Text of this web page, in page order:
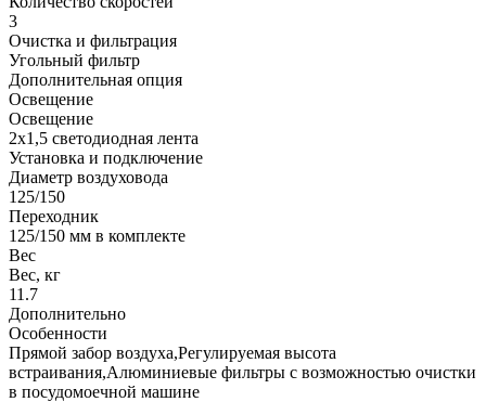
3
Очистка и фильтрация
Угольный фильтр
Дополнительная опция
Освещение
Освещение
2x1,5 cветодиодная лента
Установка и подключение
Диаметр воздуховода
125/150
Переходник
125/150 мм в комплекте
Вес
Вес, кг
11.7
Дополнительно
Особенности
Прямой забор воздуха,Регулируемая высота
встраивания,Алюминиевые фильтры с возможностью очистки
в посудомоечной машине